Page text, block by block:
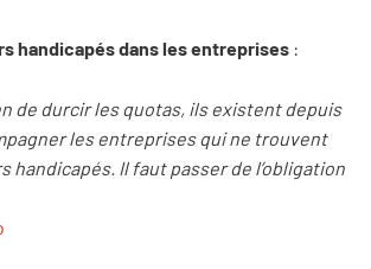
handicapés dans les entreprises :
de durcir les quotas, ils existent depuis
les entreprises qui ne trouvent
handicapés. Il faut passer de l’obligation